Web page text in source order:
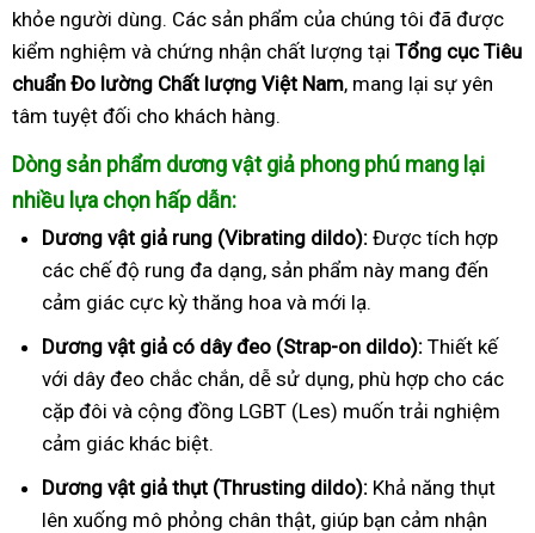
khỏe người dùng. Các sản phẩm của chúng tôi đã được
kiểm nghiệm và chứng nhận chất lượng tại Tổng cục Tiêu
chuẩn Đo lường Chất lượng Việt Nam, mang lại sự yên
tâm tuyệt đối cho khách hàng.
Dòng sản phẩm dương vật giả phong phú mang lại
nhiều lựa chọn hấp dẫn:
Dương vật giả rung (Vibrating dildo): Được tích hợp
các chế độ rung đa dạng, sản phẩm này mang đến
cảm giác cực kỳ thăng hoa và mới lạ.
Dương vật giả có dây đeo (Strap-on dildo): Thiết kế
với dây đeo chắc chắn, dễ sử dụng, phù hợp cho các
cặp đôi và cộng đồng LGBT (Les) muốn trải nghiệm
cảm giác khác biệt.
Dương vật giả thụt (Thrusting dildo): Khả năng thụt
lên xuống mô phỏng chân thật, giúp bạn cảm nhận